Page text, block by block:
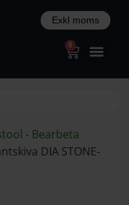
0
- Bearbeta
DIA STONE-